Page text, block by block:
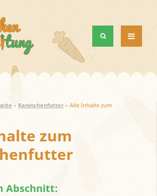
» Kaninchenfutter » Alle Inhalte zum
zum
Abschnitt: